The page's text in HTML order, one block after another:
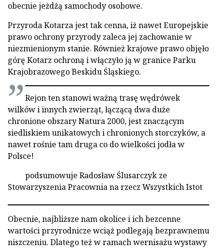
obecnie jeżdżą samochody osobowe.
Przyroda Kotarza jest tak cenna, iż nawet Europejskie
prawo ochrony przyrody zaleca jej zachowanie w
niezmienionym stanie. Również krajowe prawo objęło
górę Kotarz ochroną i włączyło ją w granice Parku
Krajobrazowego Beskidu Śląskiego.
Rejon ten stanowi ważną trasę wędrówek
wilków i innych zwierząt, łączącą dwa duże
chronione obszary Natura 2000, jest znaczącym
siedliskiem unikatowych i chronionych storczyków, a
nawet rośnie tam druga co do wielkości jodła w
Polsce!
podsumowuje Radosław Ślusarczyk ze
Stowarzyszenia Pracownia na rzecz Wszystkich Istot
Obecnie, najbliższe nam okolice i ich bezcenne
wartości przyrodnicze wciąż podlegają bezprawnemu
niszczeniu. Dlatego też w ramach wernisażu wystawy